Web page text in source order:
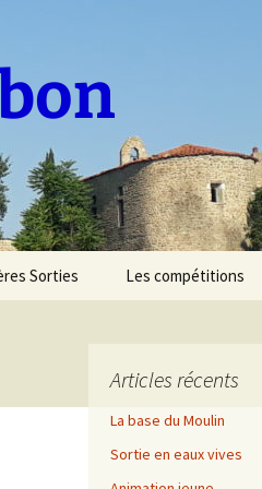
Sorties Les compétitions
Sélectif Régional de
Découverte de l’Allier
Articles récents
La base du Moulin
Sortie en eaux vives